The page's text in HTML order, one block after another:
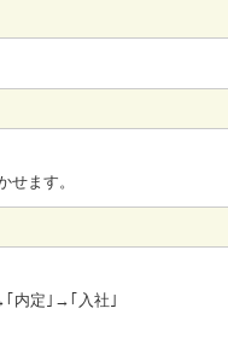
せます。
｢内定｣→｢入社｣